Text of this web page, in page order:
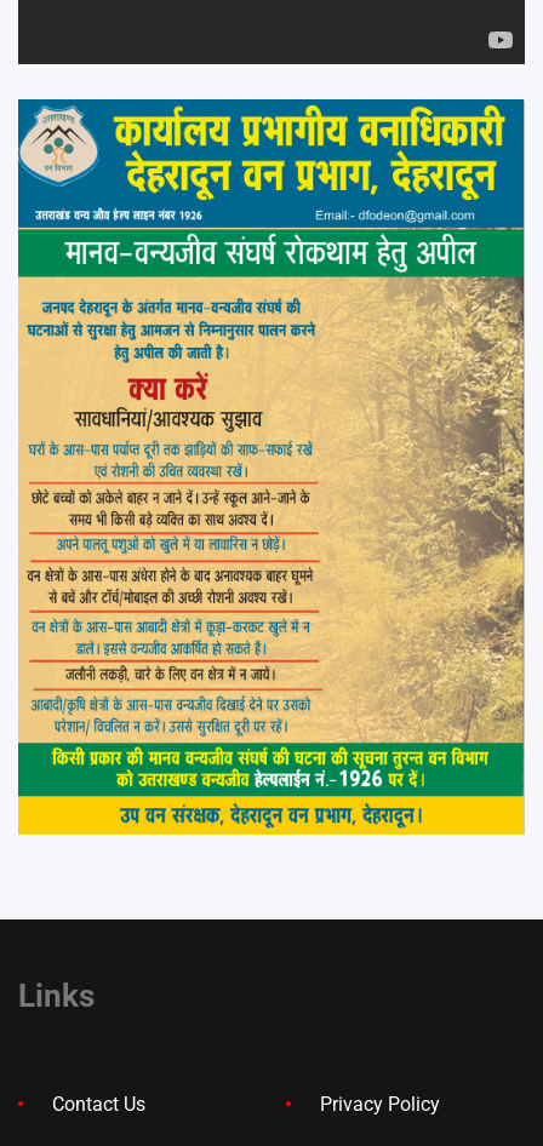
Links
Contact Us Privacy Policy